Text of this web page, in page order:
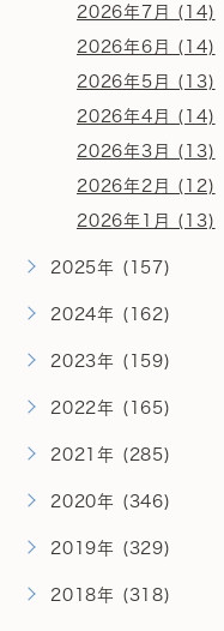
2026年7月 (14)
2026年6月 (14)
2026年5月 (13)
2026年4月 (14)
2026年3月 (13)
2026年2月 (12)
2026年1月 (13)
2025年 (157)
2024年 (162)
2023年 (159)
2022年 (165)
2021年 (285)
2020年 (346)
2019年 (329)
2018年 (318)